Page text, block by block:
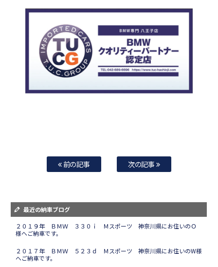
前の記事 次の記事
最近の納車ブログ
２０１９年 ＢＭＷ ３３０ｉ Ｍスポーツ 神奈川県にお住いのＯ
様へご納車です。
２０１７年 ＢＭＷ ５２３ｄ Ｍスポーツ 神奈川県にお住いのW様
へご納車です。